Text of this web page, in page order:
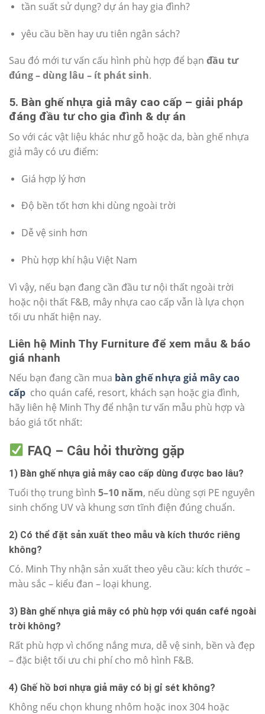
tần suất sử dụng? dự án hay gia đình?
yêu cầu bền hay ưu tiên ngân sách?
Sau đó mới tư vấn cấu hình phù hợp để bạn đầu tư
đúng – dùng lâu – ít phát sinh.
5. Bàn ghế nhựa giả mây cao cấp – giải pháp
đáng đầu tư cho gia đình & dự án
So với các vật liệu khác như gỗ hoặc da, bàn ghế nhựa
giả mây có ưu điểm:
Giá hợp lý hơn
Độ bền tốt hơn khi dùng ngoài trời
Dễ vệ sinh hơn
Phù hợp khí hậu Việt Nam
Vì vậy, nếu bạn đang cần đầu tư nội thất ngoài trời
hoặc nội thất F&B, mây nhựa cao cấp vẫn là lựa chọn
tối ưu nhất hiện nay.
Liên hệ Minh Thy Furniture để xem mẫu & báo
giá nhanh
Nếu bạn đang cần mua bàn ghế nhựa giả mây cao
cấp cho quán café, resort, khách sạn hoặc gia đình,
hãy liên hệ Minh Thy để nhận tư vấn mẫu phù hợp và
báo giá tốt nhất:
FAQ – Câu hỏi thường gặp
1) Bàn ghế nhựa giả mây cao cấp dùng được bao lâu?
Tuổi thọ trung bình 5–10 năm, nếu dùng sợi PE nguyên
sinh chống UV và khung sơn tĩnh điện đúng chuẩn.
2) Có thể đặt sản xuất theo mẫu và kích thước riêng
không?
Có. Minh Thy nhận sản xuất theo yêu cầu: kích thước –
màu sắc – kiểu đan – loại khung.
3) Bàn ghế nhựa giả mây có phù hợp với quán café ngoài
trời không?
Rất phù hợp vì chống nắng mưa, dễ vệ sinh, bền và đẹp
– đặc biệt tối ưu chi phí cho mô hình F&B.
4) Ghế hồ bơi nhựa giả mây có bị gỉ sét không?
Không nếu chọn khung nhôm hoặc inox 304 hoặc